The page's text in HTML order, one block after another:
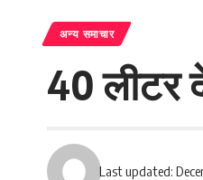
अन्य समाचार
40 लीटर
Last updated: